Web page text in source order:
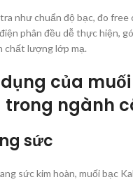
như chuẩn độ bạc, đo free
phân đều dễ thực hiện,
chất lượng lớp mạ.
của
ngành
sức
sức kim hoàn, muối bạc